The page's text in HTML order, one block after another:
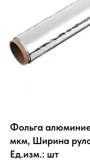
Фольга
мкм, Ширина
Ед.изм.: шт